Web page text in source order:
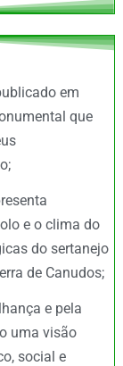
em
que
e o clima do
do sertanejo
de Canudos;
e pela
uma visão
social e